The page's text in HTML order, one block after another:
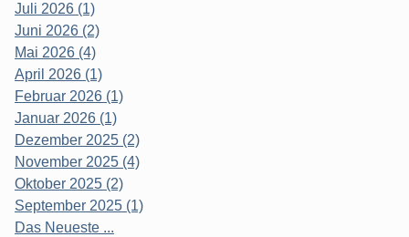
Juli 2026 (1)
Juni 2026 (2)
Mai 2026 (4)
April 2026 (1)
Februar 2026 (1)
Januar 2026 (1)
Dezember 2025 (2)
November 2025 (4)
Oktober 2025 (2)
September 2025 (1)
Das Neueste ...